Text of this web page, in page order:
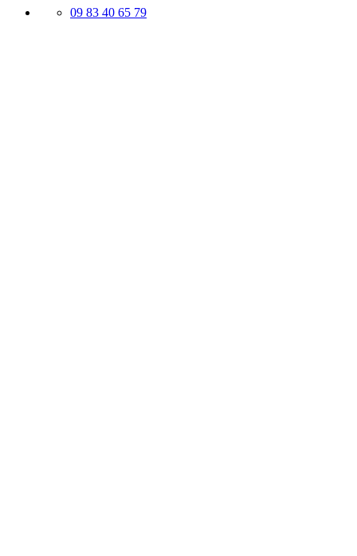
09 83 40 65 79